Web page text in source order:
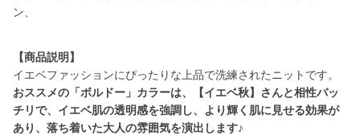
ン、
【商品説明】
おススメの「ボルドー」カラーは、【イエベ秋】さんと相性バッ
チリで、イエベ肌の透明感を強調し、より輝く肌に見せる効果が
あり、落ち着いた大人の雰囲気を演出します♪